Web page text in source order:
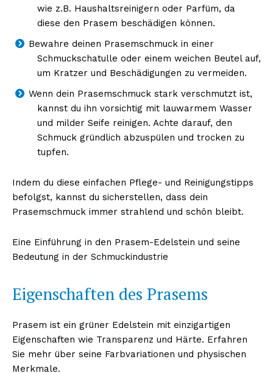
wie z.B. Haushaltsreinigern oder Parfüm, da
diese den Prasem beschädigen können.
Bewahre deinen Prasemschmuck in einer
Schmuckschatulle oder einem weichen Beutel auf,
um Kratzer und Beschädigungen zu vermeiden.
Wenn dein Prasemschmuck stark verschmutzt ist,
kannst du ihn vorsichtig mit lauwarmem Wasser
und milder Seife reinigen. Achte darauf, den
Schmuck gründlich abzuspülen und trocken zu
tupfen.
Indem du diese einfachen Pflege- und Reinigungstipps
befolgst, kannst du sicherstellen, dass dein
Prasemschmuck immer strahlend und schön bleibt.
Eine Einführung in den Prasem-Edelstein und seine
Bedeutung in der Schmuckindustrie
Eigenschaften des Prasems
Prasem ist ein grüner Edelstein mit einzigartigen
Eigenschaften wie Transparenz und Härte. Erfahren
Sie mehr über seine Farbvariationen und physischen
Merkmale.